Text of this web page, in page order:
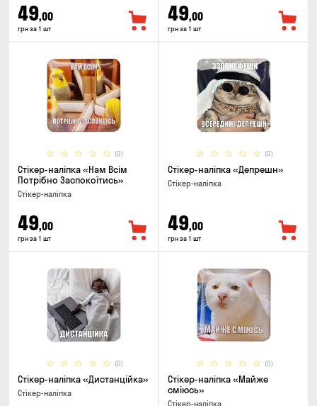
49,00
грн за 1 шт
49,00
грн за 1 шт
(0)
Стікер-наліпка «Нам Всім
Потрібно Заспокоїтись»
Стікер-наліпка
49,00
грн за 1 шт
(0)
Стікер-наліпка «Депрешн»
Стікер-наліпка
49,00
грн за 1 шт
(0)
Стікер-наліпка «Дистанційка»
Стікер-наліпка
(0)
Стікер-наліпка «Майже
сміюсь»
Стікер-наліпка